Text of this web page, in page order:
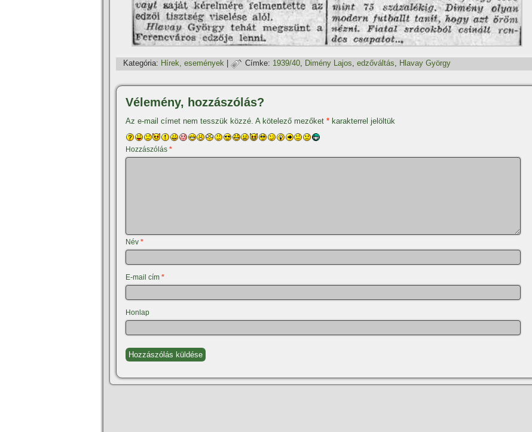
Kategória: Hí­rek, események Címke: 1939/40, Dimény Lajos, edzőváltás, Hlavay György
Vélemény, hozzászólás?
Az e-mail címet nem tesszük közzé. A kötelező mezőket * karakterrel jelöltük
Hozzászólás *
Név *
E-mail cím *
Honlap